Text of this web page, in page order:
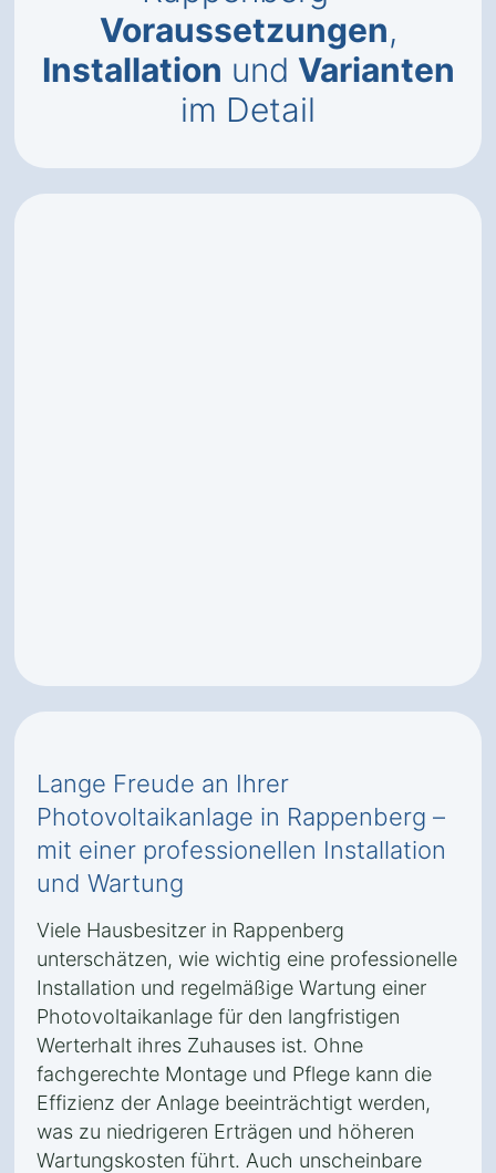
Voraussetzungen,
Installation und Varianten
im Detail
Lange Freude an Ihrer
Photovoltaikanlage in Rappenberg –
mit einer professionellen Installation
und Wartung
Viele Hausbesitzer in Rappenberg
unterschätzen, wie wichtig eine professionelle
Installation und regelmäßige Wartung einer
Photovoltaikanlage für den langfristigen
Werterhalt ihres Zuhauses ist. Ohne
fachgerechte Montage und Pflege kann die
Effizienz der Anlage beeinträchtigt werden,
was zu niedrigeren Erträgen und höheren
Wartungskosten führt. Auch unscheinbare